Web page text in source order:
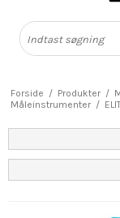
Forside / Produkter /
Måleinstrumenter /